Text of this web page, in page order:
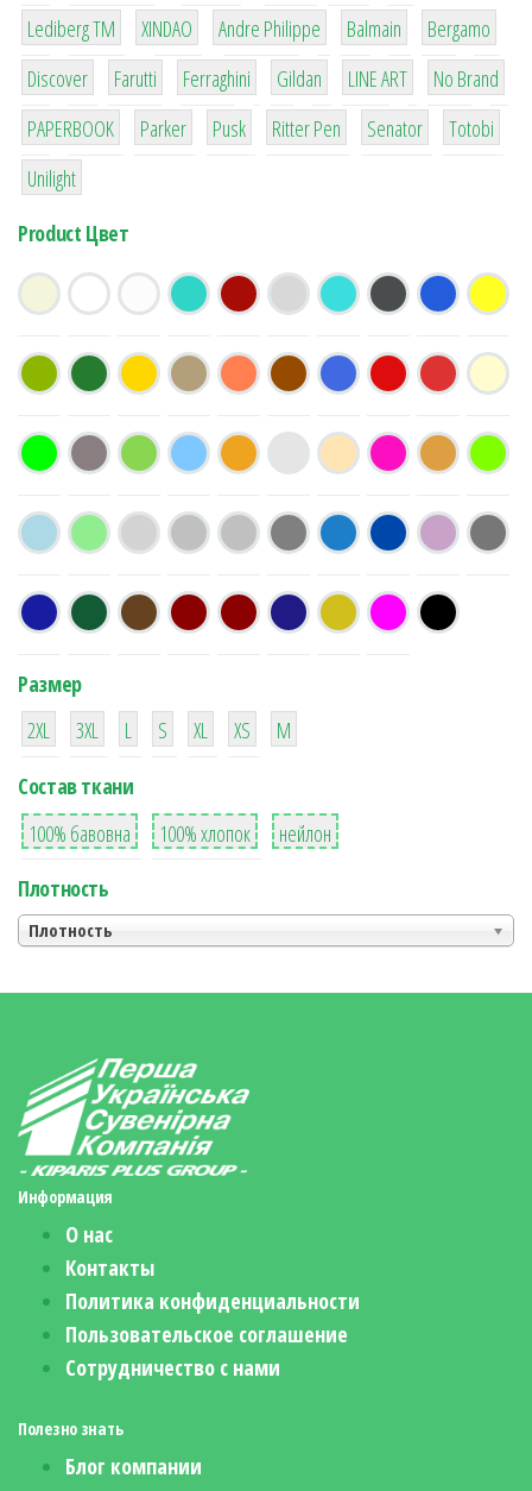
3
Lediberg ТМ
3
XINDAO
1
Andre Philippe
4
Balmain
26
Bergamo
64
Discover
299
Farutti
4
Ferraghini
42
Gildan
4
LINE ART
90
No Brand
8
PAPERBOOK
6
Parker
2
Pusk
22
Ritter Pen
15
Senator
43
Totobi
1
Unilight
Product Цвет
Размер
38
2XL
16
3XL
42
L
42
S
42
XL XS
М
Состав ткани
8
100% бавовна
36
100% хлопок
2
нейлон
Плотность
Плотность
Информация
О нас
Контакты
Политика конфиденциальности
Пользовательское соглашение
Сотрудничество с нами
Полезно знать
Блог компании